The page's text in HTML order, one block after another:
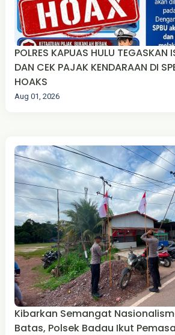
POLRES KAPUAS HULU TEGASKAN
DAN CEK PAJAK KENDARAAN DI
HOAKS
Aug 01, 2026
Kibarkan Semangat
Batas, Polsek Badau Ikut